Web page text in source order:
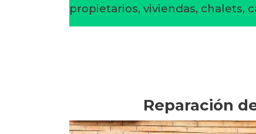
propietarios, viviendas, chalets,
Reparación